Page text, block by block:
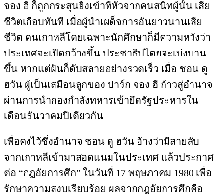
จอง ฮี ก็ถูกกระสุนยิงเข้าที่หัวจากคนสนิทผู้นั้น เสีย
ชีวิตเกือบทันที เมื่อผู้นำเผด็จการอันยาวนานเสีย
ชีวิต คนเกาหลีโดยเฉพาะนักศึกษาก็มีความหวังว่า
ประเทศจะเปิดกว้างขึ้น ประชาธิปไตยจะเบ่งบาน
ขึ้น หากแต่ฝันก็ดับสลายอย่างรวดเร็ว เมื่อ ชอน ดู
ฮวัน ผู้เป็นเสมือนลูกของ ปาร์ก จอง ฮี ก้าวสู่อำนาจ
ผ่านการนำกองกำลังทหารเข้ายึดรัฐประหารใน
เดือนธันวาคมปีเดียวกัน
เพื่อคงไว้ซึ่งอำนาจ ชอน ดู ฮวัน อ้างว่ามีสายลับ
จากเกาหลีเข้ามาสอดแนมในประเทศ แล้วประกาศ
ต่อ “กฎอัยการศึก” ในวันที่ 17 พฤษภาคม 1980 เพื่อ
รักษาความสงบเรียบร้อย ผลจากกฎอัยการศึกคือ